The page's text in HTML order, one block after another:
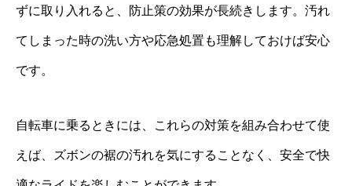
ずに取り入れると、防止策の効果が長続きします。汚れ
てしまった時の洗い方や応急処置も理解しておけば安心
です。
自転車に乗るときには、これらの対策を組み合わせて使
えば、ズボンの裾の汚れを気にすることなく、安全で快